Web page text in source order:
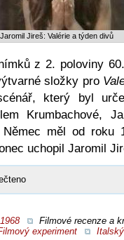
Jaromil Jireš: Valérie a týden divů
z 2. poloviny
složky pro
který byl
Krumbachové,
měl od roku
uchopil Jaromil
1968
Filmové recenze a
experiment